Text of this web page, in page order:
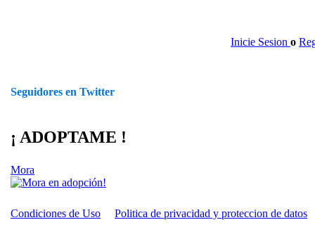
Seguidores en Twitter
¡ ADOPTAME !
Mora
Inicie Sesion o
Condiciones de Uso Politica de privacidad y proteccion de datos